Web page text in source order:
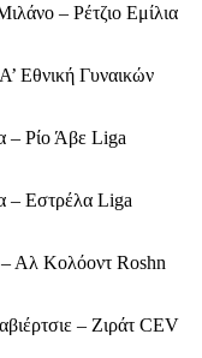
– Ρέτζιο Εμίλια
Γυναικών
– Ρίο Άβε Liga
– Εστρέλα Liga
Αλ Κολόοντ Roshn
– Ζιράτ CEV